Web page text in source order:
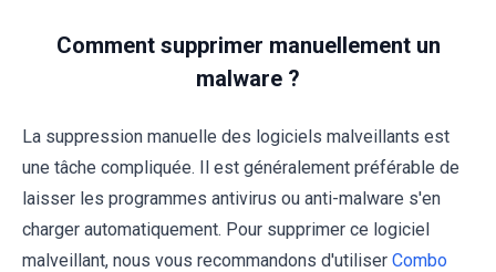
Comment supprimer manuellement un
malware ?
La suppression manuelle des logiciels malveillants est
une tâche compliquée. Il est généralement préférable de
laisser les programmes antivirus ou anti-malware s'en
charger automatiquement. Pour supprimer ce logiciel
malveillant, nous vous recommandons d'utiliser Combo